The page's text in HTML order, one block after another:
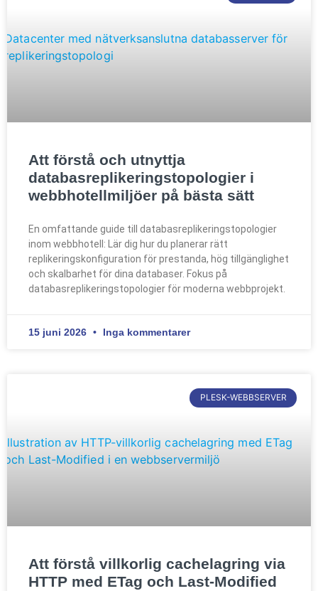
Att förstå och utnyttja
databasreplikeringstopologier i
webbhotellmiljöer på bästa sätt
En omfattande guide till databasreplikeringstopologier
inom webbhotell: Lär dig hur du planerar rätt
replikeringskonfiguration för prestanda, hög tillgänglighet
och skalbarhet för dina databaser. Fokus på
databasreplikeringstopologier för moderna webbprojekt.
15 juni 2026 Inga kommentarer
PLESK-WEBBSERVER
Att förstå villkorlig cachelagring via
HTTP med ETag och Last-Modified